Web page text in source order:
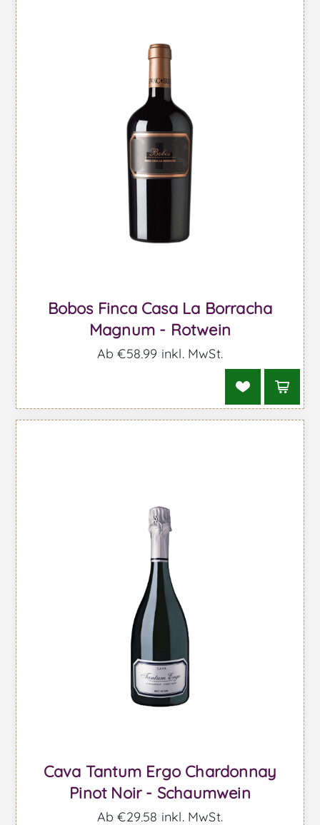
Bobos Finca Casa La Borracha
Magnum - Rotwein
Ab €58,99 inkl. MwSt.
Cava Tantum Ergo Chardonnay
Pinot Noir - Schaumwein
Ab €29,58 inkl. MwSt.